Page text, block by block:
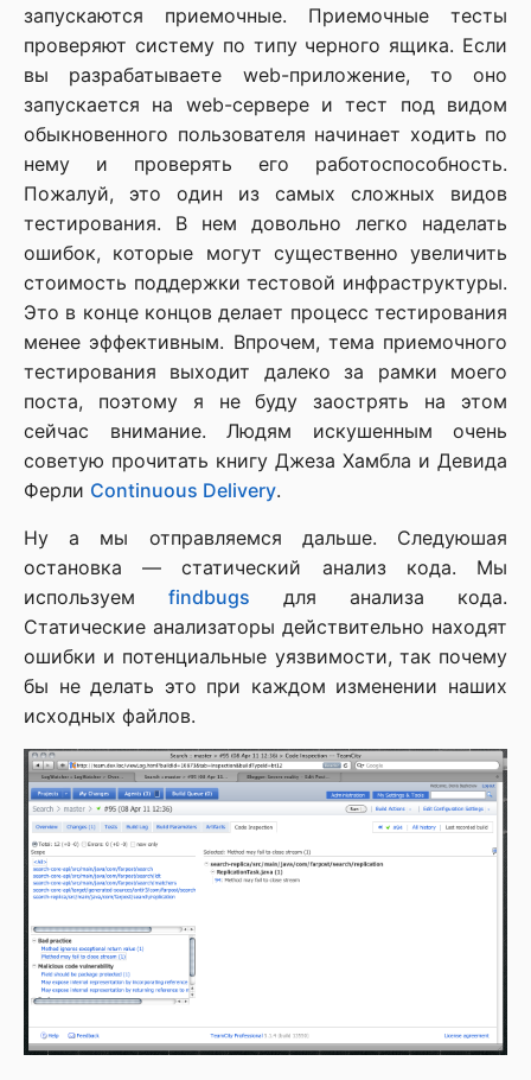
запускаются приемочные. Приемочные тесты
проверяют систему по типу черного ящика. Если
вы разрабатываете web-приложение, то оно
запускается на web-сервере и тест под видом
обыкновенного пользователя начинает ходить по
нему и проверять его работоспособность.
Пожалуй, это один из самых сложных видов
тестирования. В нем довольно легко наделать
ошибок, которые могут существенно увеличить
стоимость поддержки тестовой инфраструктуры.
Это в конце концов делает процесс тестирования
менее эффективным. Впрочем, тема приемочного
тестирования выходит далеко за рамки моего
поста, поэтому я не буду заострять на этом
сейчас внимание. Людям искушенным очень
советую прочитать книгу Джеза Хамбла и Девида
Ферли Continuous Delivery.
Ну а мы отправляемся дальше. Следуюшая
остановка — статический анализ кода. Мы
используем findbugs для анализа кода.
Статические анализаторы действительно находят
ошибки и потенциальные уязвимости, так почему
бы не делать это при каждом изменении наших
исходных файлов.